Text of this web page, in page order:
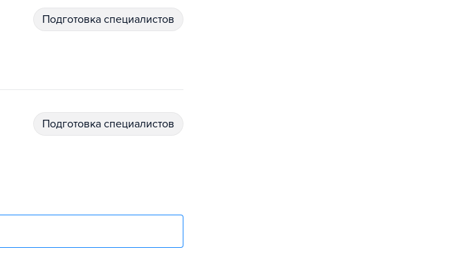
подготовка специалистов
подготовка специалистов